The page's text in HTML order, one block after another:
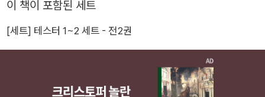
이 책이 포함된 세트
[세트] 테스터 1~2 세트 - 전2권